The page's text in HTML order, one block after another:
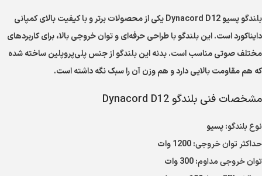
بلندگو پسیو Dynacord D12 یکی از محصولات برتر و با کیفیت بالای کمپانی
دایناکورد است. این بلندگو با طراحی حرفه‌ای و توان خروجی بالا، برای کاربردهای
مختلف صوتی مناسب است. بدنه این بلندگو از جنس پلی‌پروپلین ساخته شده
که هم مقاومت بالایی دارد و هم وزن آن را سبک نگه داشته است.
مشخصات فنی بلندگو Dynacord D12
نوع بلندگو: پسیو
حداکثر توان خروجی: 1200 وات
توان خروجی مداوم: 300 وات